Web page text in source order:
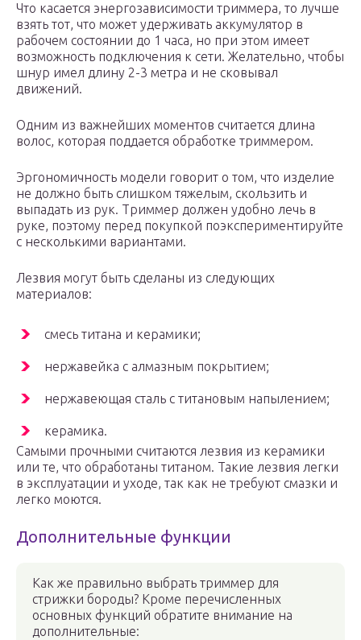
Что касается энергозависимости триммера, то лучше
взять тот, что может удерживать аккумулятор в
рабочем состоянии до 1 часа, но при этом имеет
возможность подключения к сети. Желательно, чтобы
шнур имел длину 2-3 метра и не сковывал
движений.
Одним из важнейших моментов считается длина
волос, которая поддается обработке триммером.
Эргономичность модели говорит о том, что изделие
не должно быть слишком тяжелым, скользить и
выпадать из рук. Триммер должен удобно лечь в
руке, поэтому перед покупкой поэкспериментируйте
с несколькими вариантами.
Лезвия могут быть сделаны из следующих
материалов:
смесь титана и керамики;
нержавейка с алмазным покрытием;
нержавеющая сталь с титановым напылением;
керамика.
Самыми прочными считаются лезвия из керамики
или те, что обработаны титаном. Такие лезвия легки
в эксплуатации и уходе, так как не требуют смазки и
легко моются.
Дополнительные функции
Как же правильно выбрать триммер для
стрижки бороды? Кроме перечисленных
основных функций обратите внимание на
дополнительные: